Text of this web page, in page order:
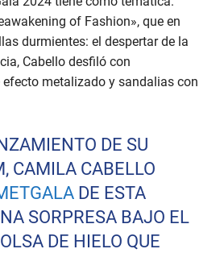
of Fashion», que en
durmientes: el despertar de la
Cabello desfiló con
metalizado y sandalias con
DE SU
CAMILA CABELLO
DE ESTA
SORPRESA BAJO EL
DE HIELO QUE